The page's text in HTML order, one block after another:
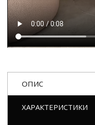
ОПИС
ХАРАКТЕРИСТИКИ